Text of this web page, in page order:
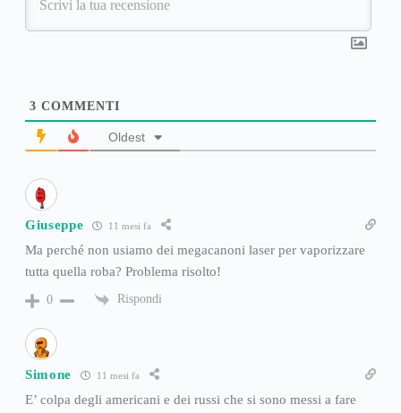
3 COMMENTI
Oldest
Giuseppe 11 mesi fa
Ma perché non usiamo dei megacanoni laser per vaporizzare
tutta quella roba? Problema risolto!
0 Rispondi
Simone 11 mesi fa
E’ colpa degli americani e dei russi che si sono messi a fare